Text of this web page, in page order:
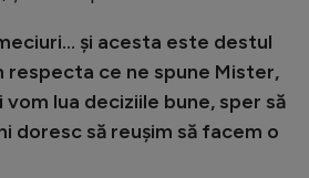
și acesta este destul
respecta ce ne spune Mister,
lua deciziile bune, sper să
doresc să reușim să facem o